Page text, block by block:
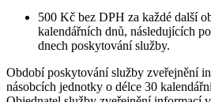
500 Kč bez DPH za každé další
kalendářních dnů, následujících
dnech poskytování služby.
Období poskytování služby zveřejnění
násobcích jednotky o délce 30